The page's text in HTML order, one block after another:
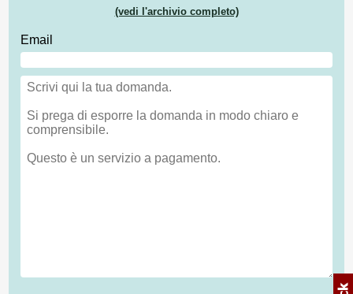
(vedi l'archivio completo)
Email